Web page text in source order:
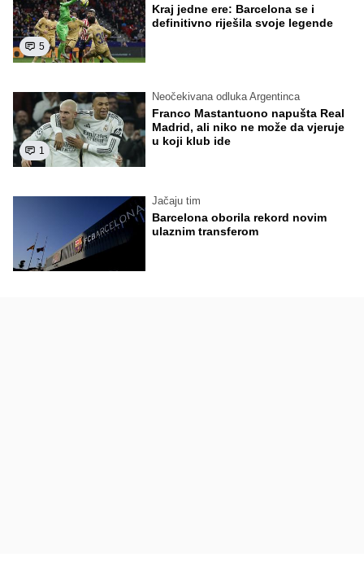
5
Kraj jedne ere: Barcelona se i
definitivno riješila svoje legende
1
Neočekivana odluka Argentinca
Franco Mastantuono napušta Real
Madrid, ali niko ne može da vjeruje
u koji klub ide
Jačaju tim
Barcelona oborila rekord novim
ulaznim transferom